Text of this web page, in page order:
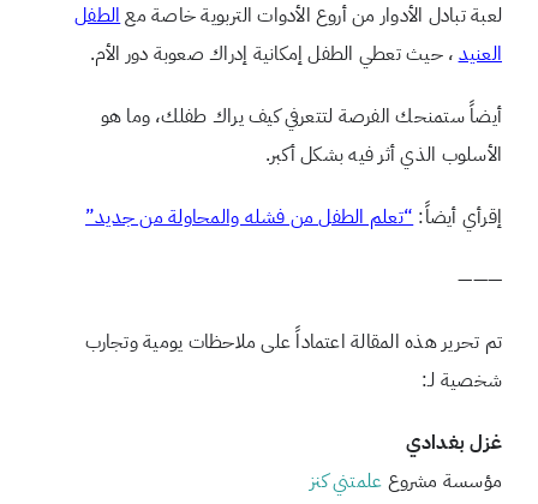
لعبة تبادل الأدوار من أروع الأدوات التربوية خاصة معالطفل
العنيد، حيث تعطي الطفل إمكانية إدراك صعوبة دور الأم.
أيضاً ستمنحك الفرصة لتتعرفي كيف يراك طفلك، وما هو
الأسلوب الذي أثر فيه بشكل أكبر.
إقرأي أيضاً:“تعلم الطفل من فشله والمحاولة من جديد”
———
تم تحرير هذه المقالة اعتماداً على ملاحظات يومية وتجارب
شخصية لـ:
غزل بغدادي
مؤسسة مشروع علمتني كنز